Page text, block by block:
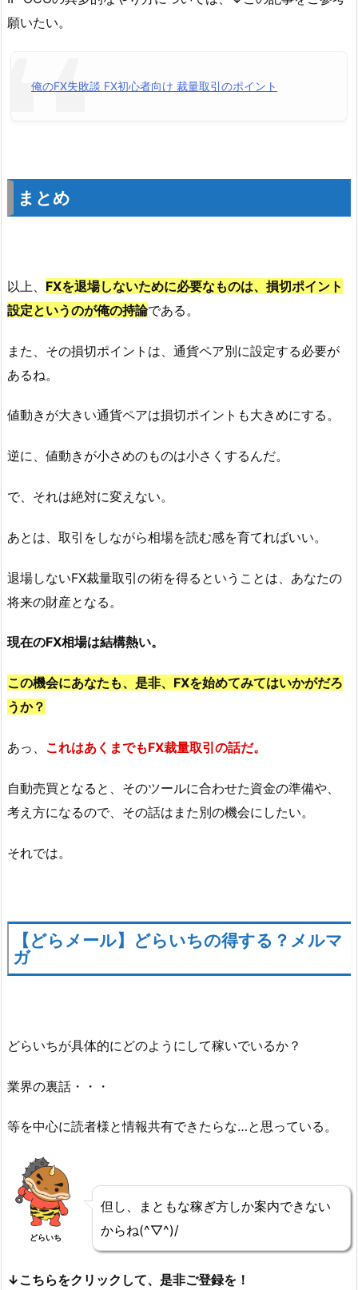
願いたい。
俺のFX失敗談 FX初心者向け 裁量取引のポイント
まとめ
以上、 FXを退場しないために必要なものは、損切ポイント
設定というのが俺の持論である。
また、その損切ポイントは、通貨ペア別に設定する必要が
あるね。
値動きが大きい通貨ペアは損切ポイントも大きめにする。
逆に、値動きが小さめのものは小さくするんだ。
で、それは絶対に変えない。
あとは、取引をしながら相場を読む感を育てればいい。
退場しないFX裁量取引の術を得るということは、あなたの
将来の財産となる。
現在のFX相場は結構熱い。
この機会にあなたも、是非、FXを始めてみてはいかがだろ
うか？
あっ、 これはあくまでもFX裁量取引の話だ。
自動売買となると、そのツールに合わせた資金の準備や、
考え方になるので、その話はまた別の機会にしたい。
それでは。
【どらメール】どらいちの得する？メルマ
ガ
どらいちが具体的にどのようにして稼いでいるか？
業界の裏話・・・
等を中心に読者様と情報共有できたらな…と思っている。
どらいち
但し、まともな稼ぎ方しか案内できない
からね(^▽^)/
↓こちらをクリックして、是非ご登録を！